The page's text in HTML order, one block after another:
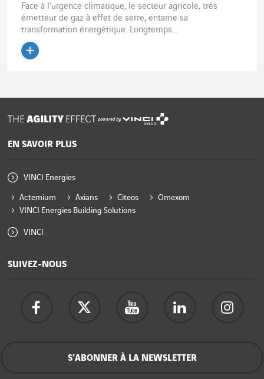
Face à l’urgence climatique, le secteur agricole, très
émetteur de gaz à effet de serre, entame sa
transformation énergétique. Longtemps...
powered by
EN SAVOIR PLUS
VINCI Energies
Actemium Axians Citeos
Omexom
VINCI Energies Building Solutions
VINCI
SUIVEZ-NOUS
S’ABONNER À LA NEWSLETTER